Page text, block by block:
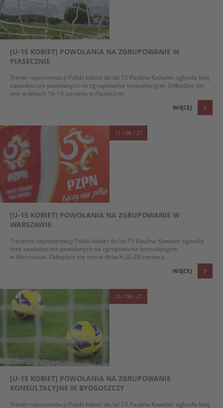
[U-15 KOBIET] POWOŁANIA NA ZGRUPOWANIE W
PIASECZNIE
Trener reprezentacji Polski kobiet do lat 15 Paulina Kawalec ogłosiła listę
zawodniczek powołanych na zgrupowanie konsultacyjne. Odbędzie się
ono w dniach 16-19 sierpnia w Piasecznie.
WIĘCEJ
11 / 06 / 21
[U-15 KOBIET] POWOŁANIA NA ZGRUPOWANIE W
WARSZAWIE
Trenerka reprezentacji Polski kobiet do lat 15 Paulina Kawalec ogłosiła
listę zawodniczek powołanych na zgrupowanie konsultacyjne
w Warszawie. Odbędzie się ono w dniach 20-23 czerwca.
WIĘCEJ
10 / 06 / 21
[U-15 KOBIET] POWOŁANIA NA ZGRUPOWANIE
KONSULTACYJNE W BYDGOSZCZY
Trener reprezentacji Polski kobiet do lat 15 Paulina Kawalec ogłosiła listę